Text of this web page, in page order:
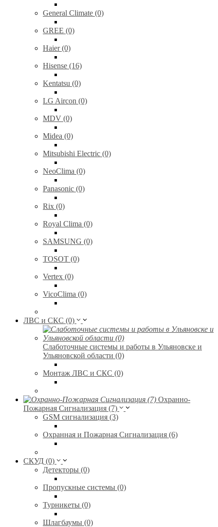
General Climate (0)
GREE (0)
Haier (0)
Hisense (16)
Kentatsu (0)
LG Aircon (0)
MDV (0)
Midea (0)
Mitsubishi Electric (0)
NeoClima (0)
Panasonic (0)
Rix (0)
Royal Clima (0)
SAMSUNG (0)
TOSOT (0)
Vertex (0)
VicoClima (0)
ЛВС и СКС (0)
Слаботочные системы и работы в Ульяновске и
Ульяновской области (0)
Монтаж ЛВС и СКС (0)
Охранно-
Пожарная Сигнализация (7)
GSM сигнализация (3)
Охранная и Пожарная Сигнализация (6)
СКУД (0)
Детекторы (0)
Пропускные системы (0)
Турникеты (0)
Шлагбаумы (0)